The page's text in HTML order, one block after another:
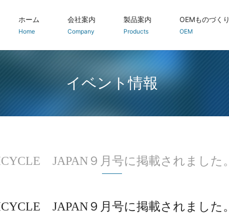
ホーム
Home
会社案内
Company
製品案内
Products
Agri Safety
OEMものづくり
OEM
イベント情報
JAPAN９月号に掲載されました。
JAPAN９月号に掲載されました。